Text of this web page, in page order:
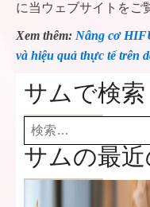
に当ウェブサイトをご
Xem thêm: Nâng cơ
và hiệu quả thực tế trên
サムで検索
検
索:
サムの最